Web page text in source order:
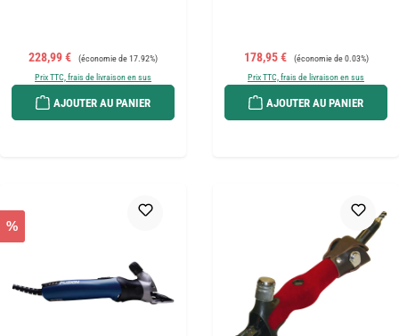
Prix de vente :
228,99 € Prix régulier :
(économie de 17.92%)
Prix TTC, frais de livraison en sus
AJOUTER AU PANIER
Prix de vente :
178,95 € Prix régulier :
(économie de 0.03%)
Prix TTC, frais de livraison en sus
AJOUTER AU PANIER
%